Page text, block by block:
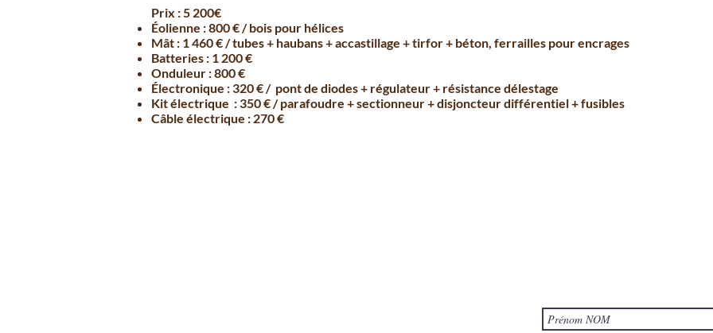
Prix : 5 200€
Éolienne : 800 € / bois pour hélices
Mât : 1 460 € / tubes + haubans + accastillage + tirfor + béton, ferrailles pour encrages
Batteries : 1 200 €
Onduleur : 800 €
Électronique : 320 € / pont de diodes + régulateur + résistance délestage
Kit électrique : 350 € / parafoudre + sectionneur + disjoncteur différentiel + fusibles
Câble électrique : 270 €